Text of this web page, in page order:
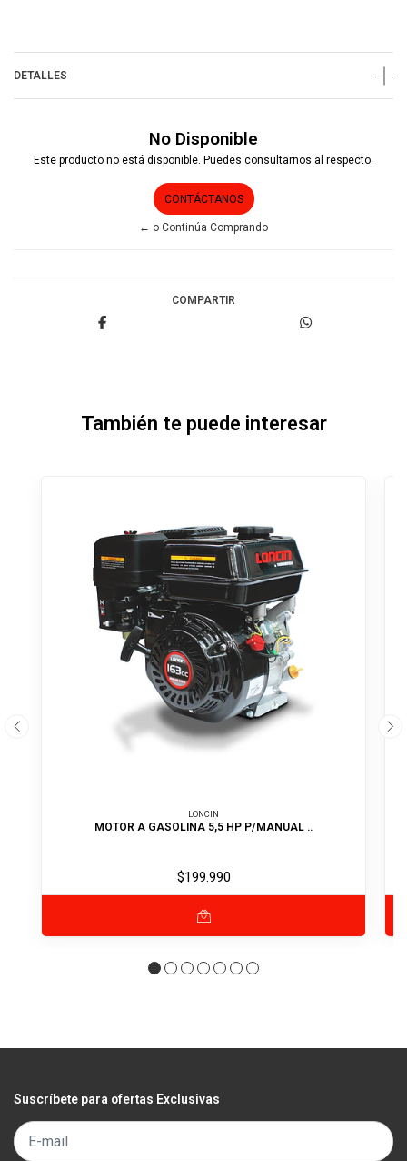
DETALLES
No Disponible
Este producto no está disponible. Puedes consultarnos al respecto.
CONTÁCTANOS
← o Continúa Comprando
COMPARTIR
También te puede interesar
LONCIN
MOTOR A GASOLINA 5,5 HP P/MANUAL ..
$199.990
Suscríbete para ofertas Exclusivas